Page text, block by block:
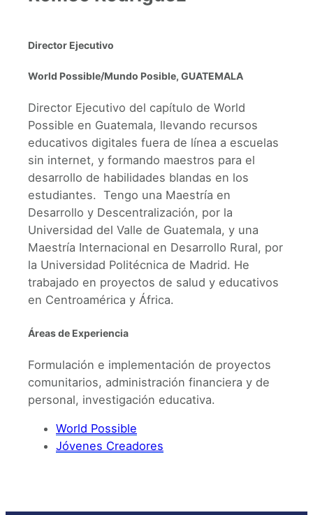
Director Ejecutivo
World Possible/Mundo Posible, GUATEMALA
Director Ejecutivo del capítulo de World
Possible en Guatemala, llevando recursos
educativos digitales fuera de línea a escuelas
sin internet, y formando maestros para el
desarrollo de habilidades blandas en los
estudiantes. Tengo una Maestría en
Desarrollo y Descentralización, por la
Universidad del Valle de Guatemala, y una
Maestría Internacional en Desarrollo Rural, por
la Universidad Politécnica de Madrid. He
trabajado en proyectos de salud y educativos
en Centroamérica y África.
Áreas de Experiencia
Formulación e implementación de proyectos
comunitarios, administración financiera y de
personal, investigación educativa.
World Possible
Jóvenes Creadores